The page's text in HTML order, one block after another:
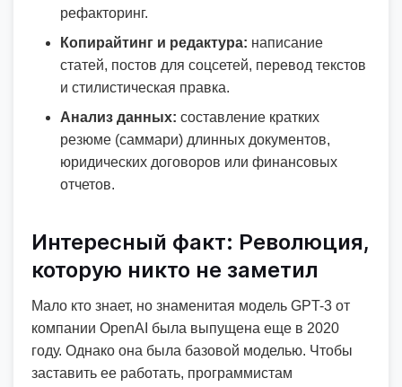
рефакторинг.
Копирайтинг и редактура: написание
статей, постов для соцсетей, перевод текстов
и стилистическая правка.
Анализ данных: составление кратких
резюме (саммари) длинных документов,
юридических договоров или финансовых
отчетов.
Интересный факт: Революция,
которую никто не заметил
Мало кто знает, но знаменитая модель GPT-3 от
компании OpenAI была выпущена еще в 2020
году. Однако она была базовой моделью. Чтобы
заставить ее работать, программистам